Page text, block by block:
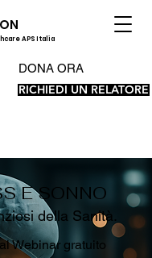
APS Italia
DONA ORA
RICHIEDI UN RELATORE
E SONNO
della Sanità.
Webinar gratuito